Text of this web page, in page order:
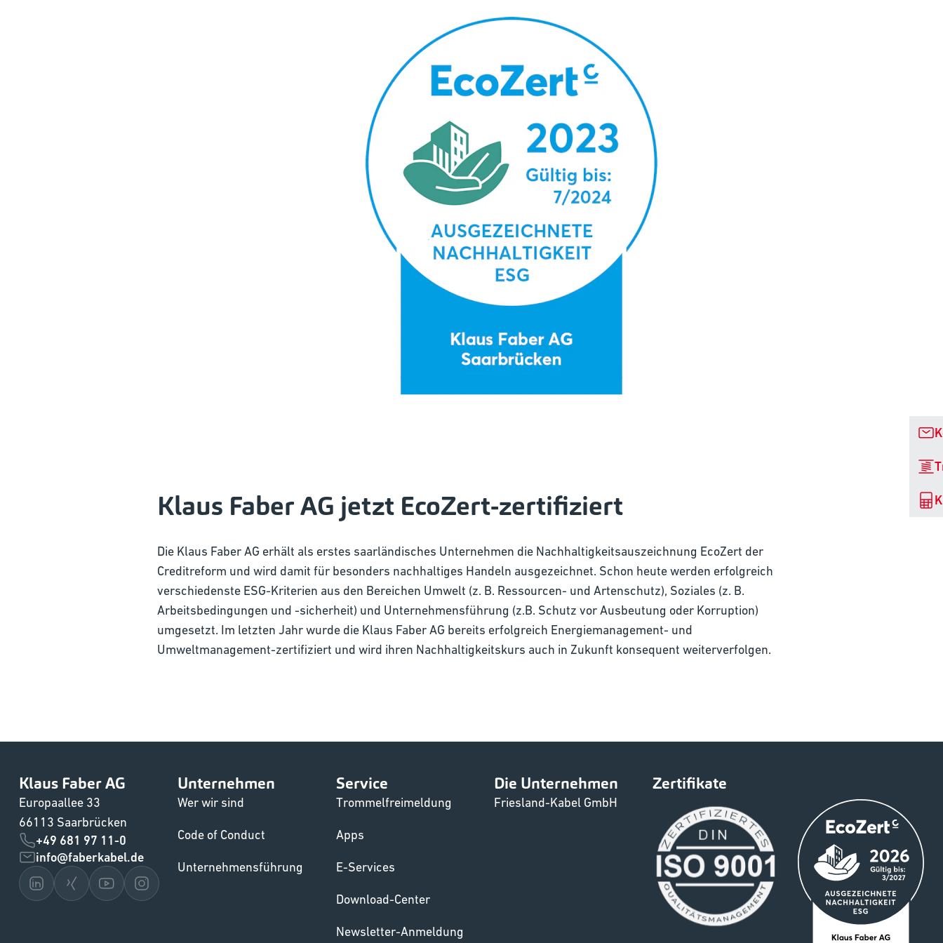
Klaus Faber AG jetzt EcoZert-zertifiziert
Die Klaus Faber AG erhält als erstes saarländisches Unternehmen die Nachhaltigkeitsauszeichnung EcoZert der
Creditreform und wird damit für besonders nachhaltiges Handeln ausgezeichnet. Schon heute werden erfolgreich
verschiedenste ESG-Kriterien aus den Bereichen Umwelt (z. B. Ressourcen- und Artenschutz), Soziales (z. B.
Arbeitsbedingungen und -sicherheit) und Unternehmensführung (z.B. Schutz vor Ausbeutung oder Korruption)
umgesetzt. Im letzten Jahr wurde die Klaus Faber AG bereits erfolgreich Energiemanagement- und
Umweltmanagement-zertifiziert und wird ihren Nachhaltigkeitskurs auch in Zukunft konsequent weiterverfolgen.
Klaus Faber AG
Europaallee 33
66113 Saarbrücken
+49 681 97 11-0
info@faberkabel.de
Unternehmen
Wer wir sind
Code of Conduct
Unternehmensführung
Service
Trommelfreimeldung
Apps
E-Services
Download-Center
Newsletter-Anmeldung
Die Unternehmen
Friesland-Kabel GmbH
Zertifikate